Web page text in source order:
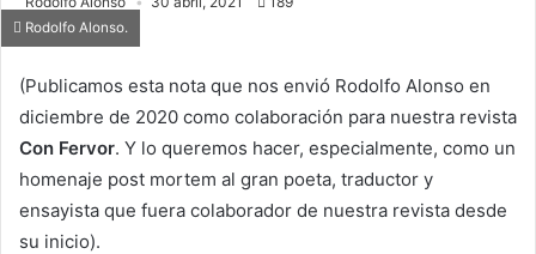
Rodolfo Alonso.
(Publicamos esta nota que nos envió Rodolfo Alonso en
diciembre de 2020 como colaboración para nuestra revista
Con Fervor. Y lo queremos hacer, especialmente, como un
homenaje post mortem al gran poeta, traductor y
ensayista que fuera colaborador de nuestra revista desde
su inicio).